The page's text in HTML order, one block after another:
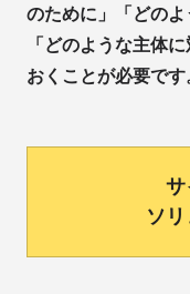
のために」「どのよ
「どのような主体
おくことが必要です
サ
ソ